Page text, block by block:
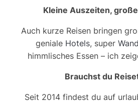
Kleine Auszeiten,
Auch kurze Reisen bringen
geniale Hotels, super
himmlisches Essen – ich
Brauchst du
Seit 2014 findest du auf